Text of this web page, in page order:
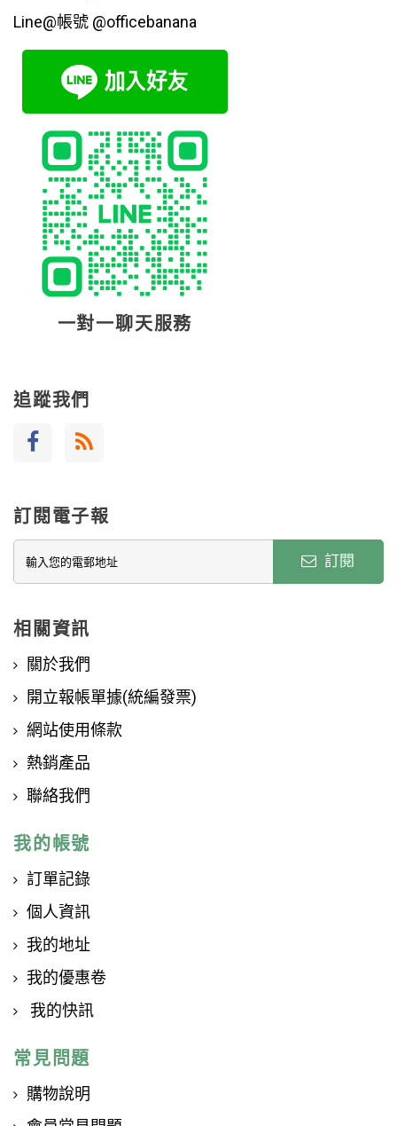
Line@帳號 @officebanana
一對一聊天服務
追蹤我們
訂閱電子報
訂閱
相關資訊
關於我們
開立報帳單據(統編發票)
網站使用條款
熱銷產品
聯絡我們
我的帳號
訂單記錄
個人資訊
我的地址
我的優惠卷
我的快訊
常見問題
購物說明